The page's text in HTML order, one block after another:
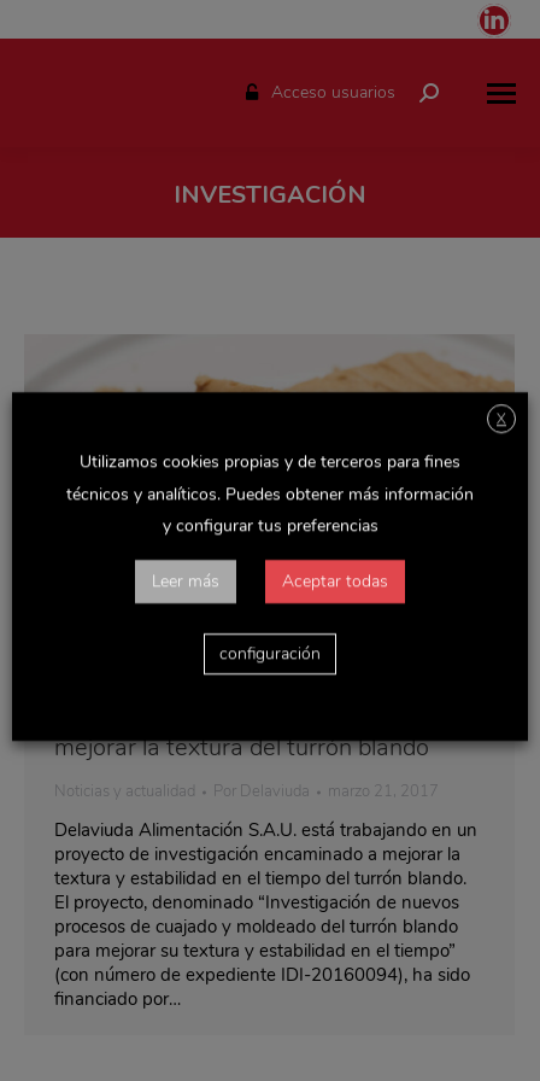
Acceso usuarios Buscar:
INVESTIGACIÓN
mejorar la textura del turrón blando
Noticias y actualidad Por Delaviuda marzo 21, 2017
Delaviuda Alimentación S.A.U. está trabajando en un
proyecto de investigación encaminado a mejorar la
textura y estabilidad en el tiempo del turrón blando.
El proyecto, denominado “Investigación de nuevos
procesos de cuajado y moldeado del turrón blando
para mejorar su textura y estabilidad en el tiempo”
(con número de expediente IDI-20160094), ha sido
financiado por…
X
Utilizamos cookies propias y de terceros para fines
técnicos y analíticos. Puedes obtener más información
y configurar tus preferencias
Leer más Aceptar todas
configuración